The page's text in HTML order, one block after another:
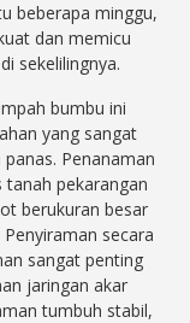
beberapa minggu,
dan memicu
sekelilingnya.
bumbu ini
yang sangat
Penanaman
tanah pekarangan
berukuran besar
secara
sangat penting
jaringan akar
tumbuh stabil,